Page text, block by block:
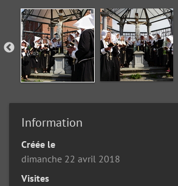
Information
Créée le
dimanche 22 avril 2018
Visites